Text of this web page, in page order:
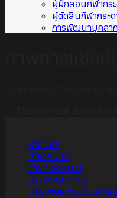
ผู้ฝึกสอนกีฬากร
ผู้ตัดสินกีฬากระ
การพัฒนาบุคลา
หน้าแรก
เกี่ยวกับเรา
ข่าว / กิจกรรม
ประกาศสมาคม
นโยบายความเป็นส่วน